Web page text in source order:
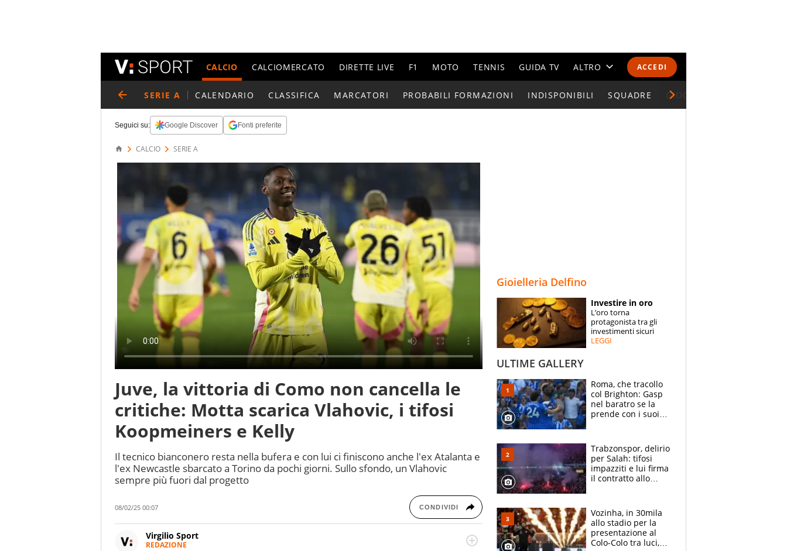
ACCEDI
CALCIO CALCIOMERCATO DIRETTE LIVE F1 MOTO TENNIS GUIDA TV ALTRO
CALENDARI E CLASSIFICHE
ESPERTI
CONTATTI
SERIE A CALENDARIO CLASSIFICA MARCATORI PROBABILI FORMAZIONI INDISPONIBILI SQUADRE GIOCATORI SERIE A
Seguici su: Google Discover Fonti preferite
CALCIO SERIE A
Juve, la vittoria di Como non cancella le
critiche: Motta scarica Vlahovic, i tifosi
Koopmeiners e Kelly
Il tecnico bianconero resta nella bufera e con lui ci finiscono anche l'ex Atalanta e
l'ex Newcastle sbarcato a Torino da pochi giorni. Sullo sfondo, un Vlahovic
sempre più fuori dal progetto
08/02/25 00:07 CONDIVIDI
Virgilio Sport
REDAZIONE
Gioielleria Delfino
Investire in oro
L’oro torna
protagonista tra gli
investimenti sicuri
LEGGI
ULTIME GALLERY
Roma, che tracollo
col Brighton: Gasp
nel baratro se la
prende con i suoi
Trabzonspor, delirio
per Salah: tifosi
impazziti e lui firma
il contratto allo
Vozinha, in 30mila
allo stadio per la
presentazione al
Colo-Colo tra luci,